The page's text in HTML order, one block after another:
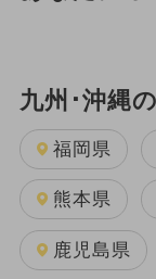
九州･沖縄
福岡県
熊本県
鹿児島県